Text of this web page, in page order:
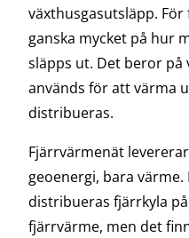
växthusgasutsläpp.
ganska mycket på hur
släpps ut. Det beror på
används för att värma
distribueras.
Fjärrvärmenät
geoenergi, bara värme.
distribueras fjärrkyla
fjärrvärme, men det